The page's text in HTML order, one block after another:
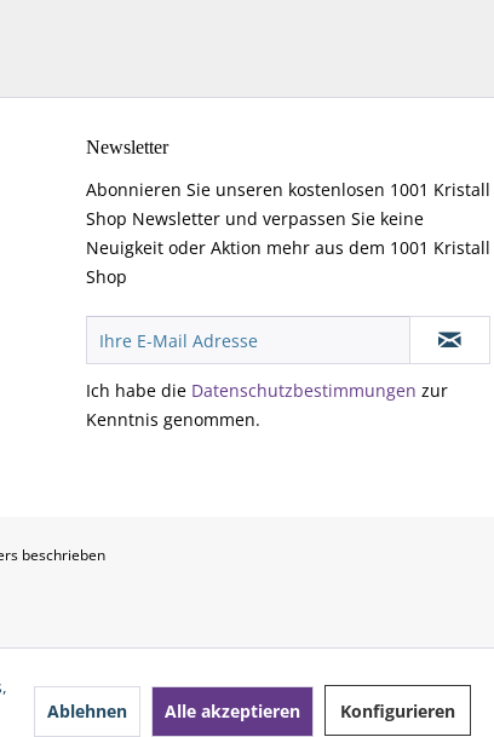
Newsletter
Abonnieren Sie unseren kostenlosen 1001 Kristall
Shop Newsletter und verpassen Sie keine
Neuigkeit oder Aktion mehr aus dem 1001 Kristall
Shop
Ich habe die Datenschutzbestimmungen zur
Kenntnis genommen.
beschrieben
Ablehnen Alle akzeptieren Konfigurieren